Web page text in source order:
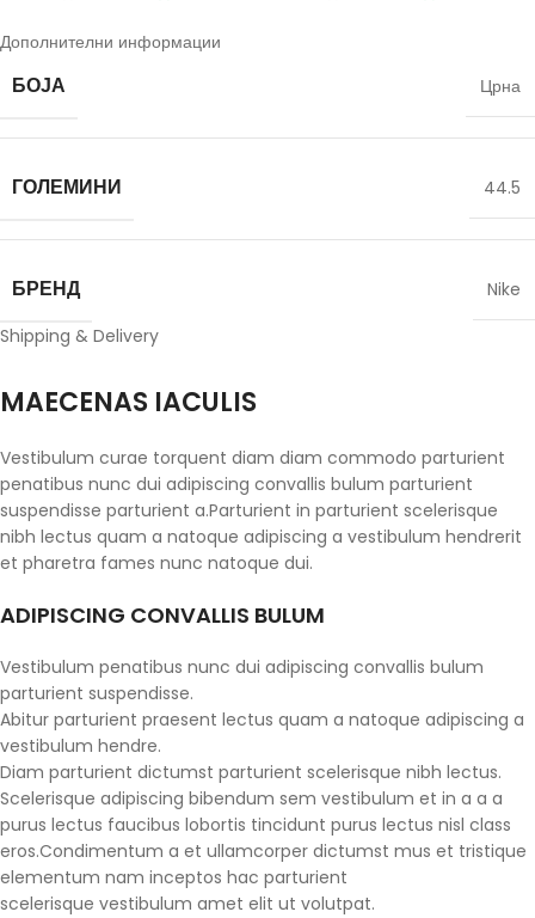
Дополнителни информации
БОЈА Црна
ГОЛЕМИНИ 44.5
БРЕНД
Nike
Shipping & Delivery
MAECENAS IACULIS
Vestibulum curae torquent diam diam commodo parturient
penatibus nunc dui adipiscing convallis bulum parturient
suspendisse parturient a.Parturient in parturient scelerisque
nibh lectus quam a natoque adipiscing a vestibulum hendrerit
et pharetra fames nunc natoque dui.
ADIPISCING CONVALLIS BULUM
Vestibulum penatibus nunc dui adipiscing convallis bulum
parturient suspendisse.
Abitur parturient praesent lectus quam a natoque adipiscing a
vestibulum hendre.
Diam parturient dictumst parturient scelerisque nibh lectus.
Scelerisque adipiscing bibendum sem vestibulum et in a a a
purus lectus faucibus lobortis tincidunt purus lectus nisl class
eros.Condimentum a et ullamcorper dictumst mus et tristique
elementum nam inceptos hac parturient
scelerisque vestibulum amet elit ut volutpat.